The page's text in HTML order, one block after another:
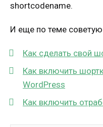
shortcodename.
И еще по теме советую
Как сделать свой
Как включить
WordPress
Как включить